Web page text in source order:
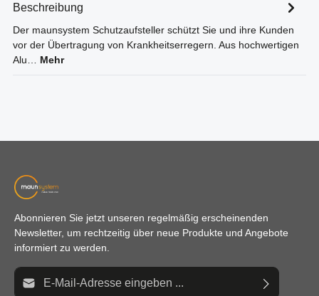
Beschreibung
Der maunsystem Schutzaufsteller schützt Sie und ihre Kunden
vor der Übertragung von Krankheitserregern. Aus hochwertigen
Alu… Mehr
Abonnieren Sie jetzt unseren regelmäßig erscheinenden
Newsletter, um rechtzeitig über neue Produkte und Angebote
informiert zu werden.
E-Mail-Adresse*